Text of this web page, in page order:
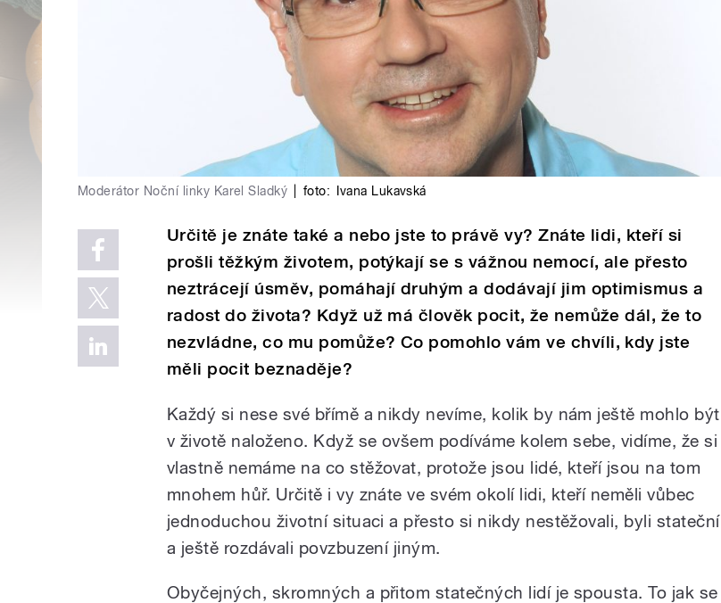
Moderátor Noční linky Karel Sladký foto: Ivana Lukavská
Určitě je znáte také a nebo jste to právě vy? Znáte lidi, kteří si
prošli těžkým životem, potýkají se s vážnou nemocí, ale přesto
neztrácejí úsměv, pomáhají druhým a dodávají jim optimismus a
radost do života? Když už má člověk pocit, že nemůže dál, že to
nezvládne, co mu pomůže? Co pomohlo vám ve chvíli, kdy jste
měli pocit beznaděje?
Každý si nese své břímě a nikdy nevíme, kolik by nám ještě mohlo být
v životě naloženo. Když se ovšem podíváme kolem sebe, vidíme, že si
vlastně nemáme na co stěžovat, protože jsou lidé, kteří jsou na tom
mnohem hůř. Určitě i vy znáte ve svém okolí lidi, kteří neměli vůbec
jednoduchou životní situaci a přesto si nikdy nestěžovali, byli stateční
a ještě rozdávali povzbuzení jiným.
Obyčejných, skromných a přitom statečných lidí je spousta. To jak se